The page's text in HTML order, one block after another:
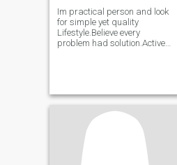
Im practical person and look
for simple yet quality
Lifestyle.Believe every
problem had solution.Active
everyone as its God
language.